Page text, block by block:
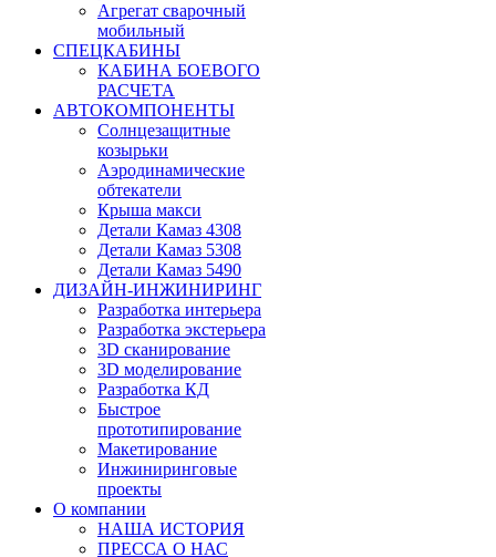
Агрегат сварочный
мобильный
СПЕЦКАБИНЫ
КАБИНА БОЕВОГО
РАСЧЕТА
АВТОКОМПОНЕНТЫ
Солнцезащитные
козырьки
Аэродинамические
обтекатели
Крыша макси
Детали Камаз 4308
Детали Камаз 5308
Детали Камаз 5490
ДИЗАЙН-ИНЖИНИРИНГ
Разработка интерьера
Разработка экстерьера
3D сканирование
3D моделирование
Разработка КД
Быстрое
прототипирование
Макетирование
Инжиниринговые
проекты
О компании
НАША ИСТОРИЯ
ПРЕССА О НАС